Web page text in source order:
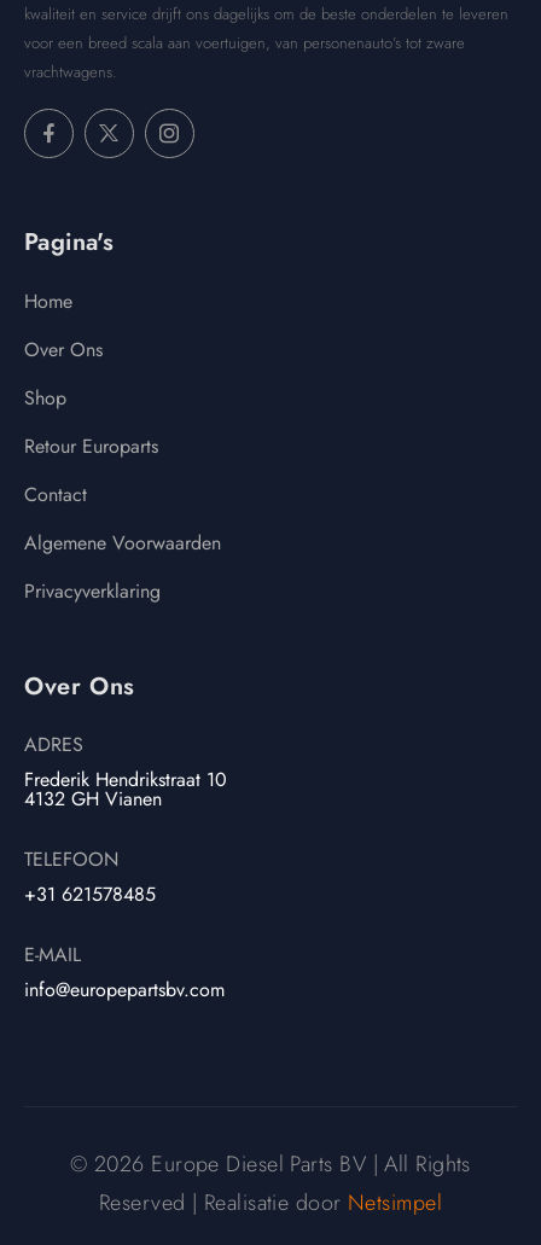
kwaliteit en service drijft ons dagelijks om de beste onderdelen te leveren
voor een breed scala aan voertuigen, van personenauto’s tot zware
vrachtwagens.
Pagina's
Home
Over Ons
Shop
Retour Europarts
Contact
Algemene Voorwaarden
Privacyverklaring
Over Ons
ADRES
Frederik Hendrikstraat 10
4132 GH Vianen
TELEFOON
+31 621578485
E-MAIL
info@europepartsbv.com
© 2026 Europe Diesel Parts BV | All Rights
Reserved | Realisatie door Netsimpel